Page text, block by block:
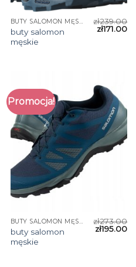
BUTY SALOMON MĘSKIE
buty salomon
męskie
zł239.00
zł171.00
Promocja!
BUTY SALOMON MĘSKIE
buty salomon
męskie
zł273.00
zł195.00